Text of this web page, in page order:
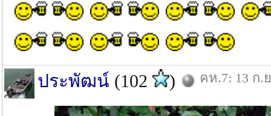
ประพัฒน์ (102 ) คห.7: 13 ก.